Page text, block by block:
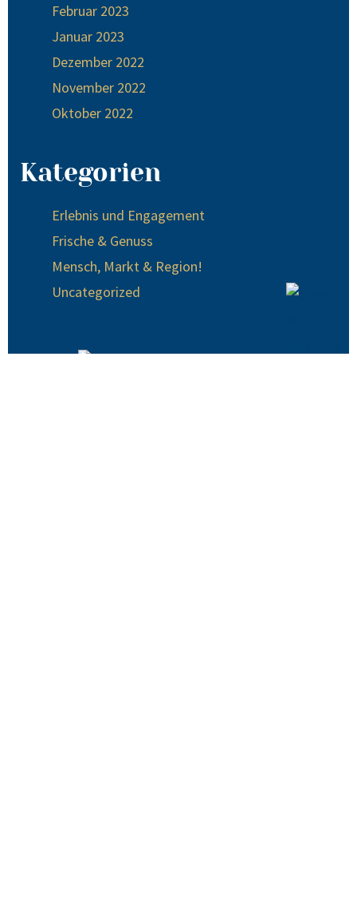
Februar 2023
Januar 2023
Dezember 2022
November 2022
Oktober 2022
Kategorien
Erlebnis und Engagement
Frische & Genuss
Mensch, Markt & Region!
Uncategorized